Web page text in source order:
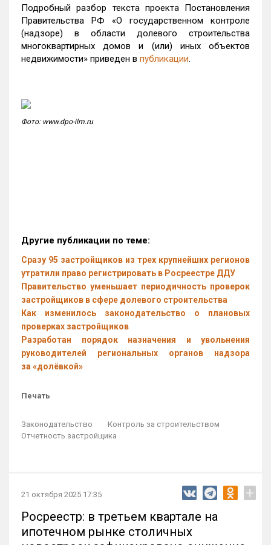
Подробный разбор текста проекта Постановления
Правительства РФ «О государственном контроле
(надзоре) в области долевого строительства
многоквартирных домов и (или) иных объектов
недвижимости» приведен в публикации.
Фото: www.dpo-ilm.ru
Другие публикации по теме:
Сразу 95 застройщиков из трех крупнейших регионов
утратили право регистрировать в Росреестре ДДУ
Правительство уменьшает периодичность проверок
застройщиков в сфере долевого строительства
Как изменилось законодательство о плановых
проверках застройщиков
Разработан порядок назначения и увольнения
руководителей региональных органов надзора
за «долёвкой»
Печать
Законодательство
Контроль за строительством
Отчетность застройщика
21 октября 2025 17:35 +
Росреестр: в третьем квартале на
ипотечном рынке столичных